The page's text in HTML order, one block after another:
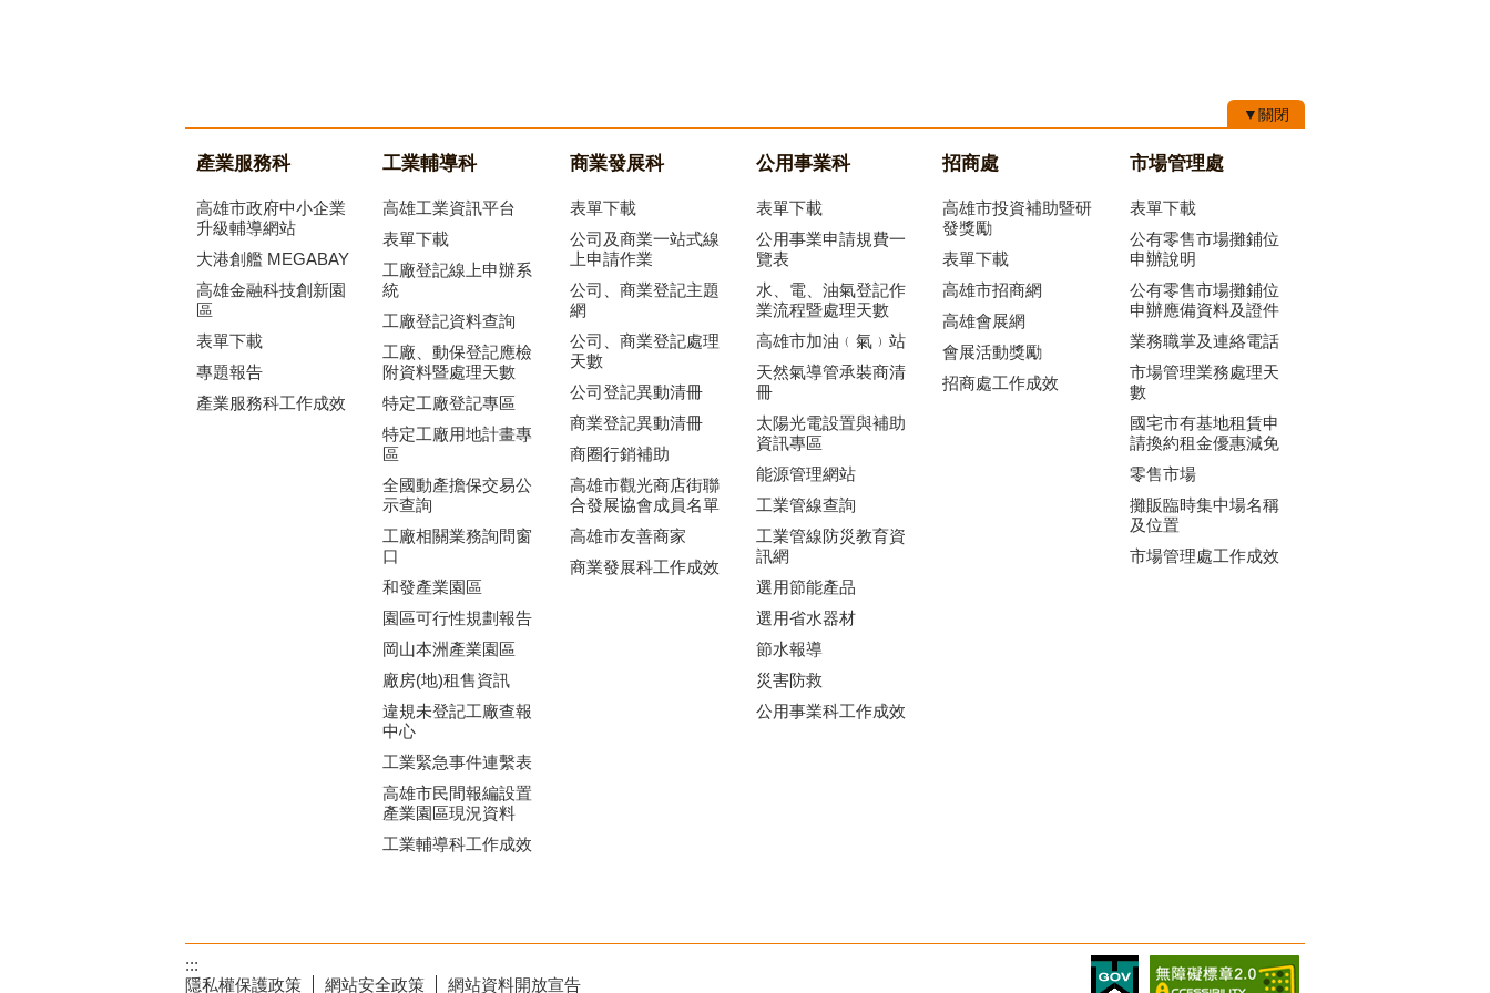
▼關閉
產業服務科
高雄市政府中小企業
升級輔導網站
大港創艦 MEGABAY
高雄金融科技創新園
區
表單下載
專題報告
產業服務科工作成效
工業輔導科
高雄工業資訊平台
表單下載
工廠登記線上申辦系
統
工廠登記資料查詢
工廠、動保登記應檢
附資料暨處理天數
特定工廠登記專區
特定工廠用地計畫專
區
全國動產擔保交易公
示查詢
工廠相關業務詢問窗
口
和發產業園區
園區可行性規劃報告
岡山本洲產業園區
廠房(地)租售資訊
違規未登記工廠查報
中心
工業緊急事件連繫表
高雄市民間報編設置
產業園區現況資料
工業輔導科工作成效
商業發展科
表單下載
公司及商業一站式線
上申請作業
公司、商業登記主題
網
公司、商業登記處理
天數
公司登記異動清冊
商業登記異動清冊
商圈行銷補助
高雄市觀光商店街聯
合發展協會成員名單
高雄市友善商家
商業發展科工作成效
公用事業科
表單下載
公用事業申請規費一
覽表
水、電、油氣登記作
業流程暨處理天數
高雄市加油﹙氣﹚站
天然氣導管承裝商清
冊
太陽光電設置與補助
資訊專區
能源管理網站
工業管線查詢
工業管線防災教育資
訊網
選用節能產品
選用省水器材
節水報導
災害防救
公用事業科工作成效
招商處
高雄市投資補助暨研
發獎勵
表單下載
高雄市招商網
高雄會展網
會展活動獎勵
招商處工作成效
市場管理處
表單下載
公有零售市場攤鋪位
申辦說明
公有零售市場攤鋪位
申辦應備資料及證件
業務職掌及連絡電話
市場管理業務處理天
數
國宅市有基地租賃申
請換約租金優惠減免
零售市場
攤販臨時集中場名稱
及位置
市場管理處工作成效
:::
隱私權保護政策
網站安全政策 網站資料開放宣告